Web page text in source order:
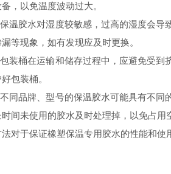
，以免温度波动过大。
胶水对湿度较敏感，过高的湿度会导
等现象，如有发现应及时更换。
桶在运输和储存过程中，应避免受到
包装桶。
品牌、型号的保温胶水可能具有不同
间未使用的胶水及时处理掉，以免占用
于保证橡塑保温专用胶水的性能和使